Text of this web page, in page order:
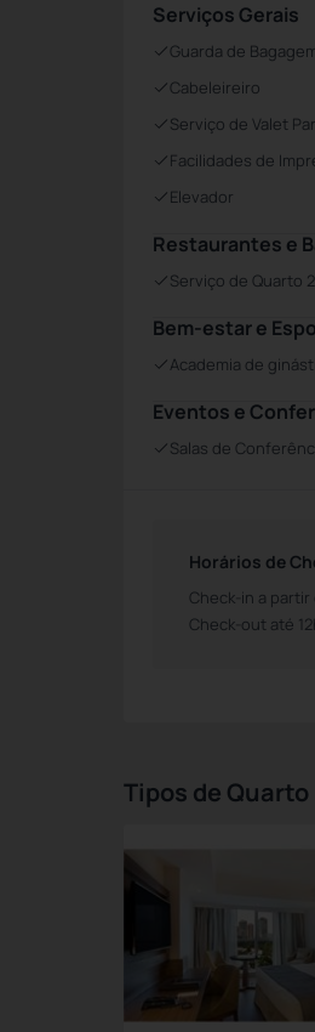
Serviços Gerais
Guarda de
Cabeleireiro
Serviço de Valet
Facilidades de
Elevador
Restaurantes e
Serviço de Quarto
Bem-estar e
Academia de
Eventos e
Salas de
Horários de
Check-in a partir
Check-out até
Tipos de Quarto